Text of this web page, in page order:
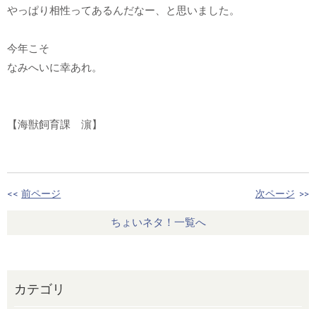
やっぱり相性ってあるんだなー、と思いました。
今年こそ
なみへいに幸あれ。
【海獣飼育課 濵】
<< 前ページ 次ページ >>
ちょいネタ！一覧へ
カテゴリ